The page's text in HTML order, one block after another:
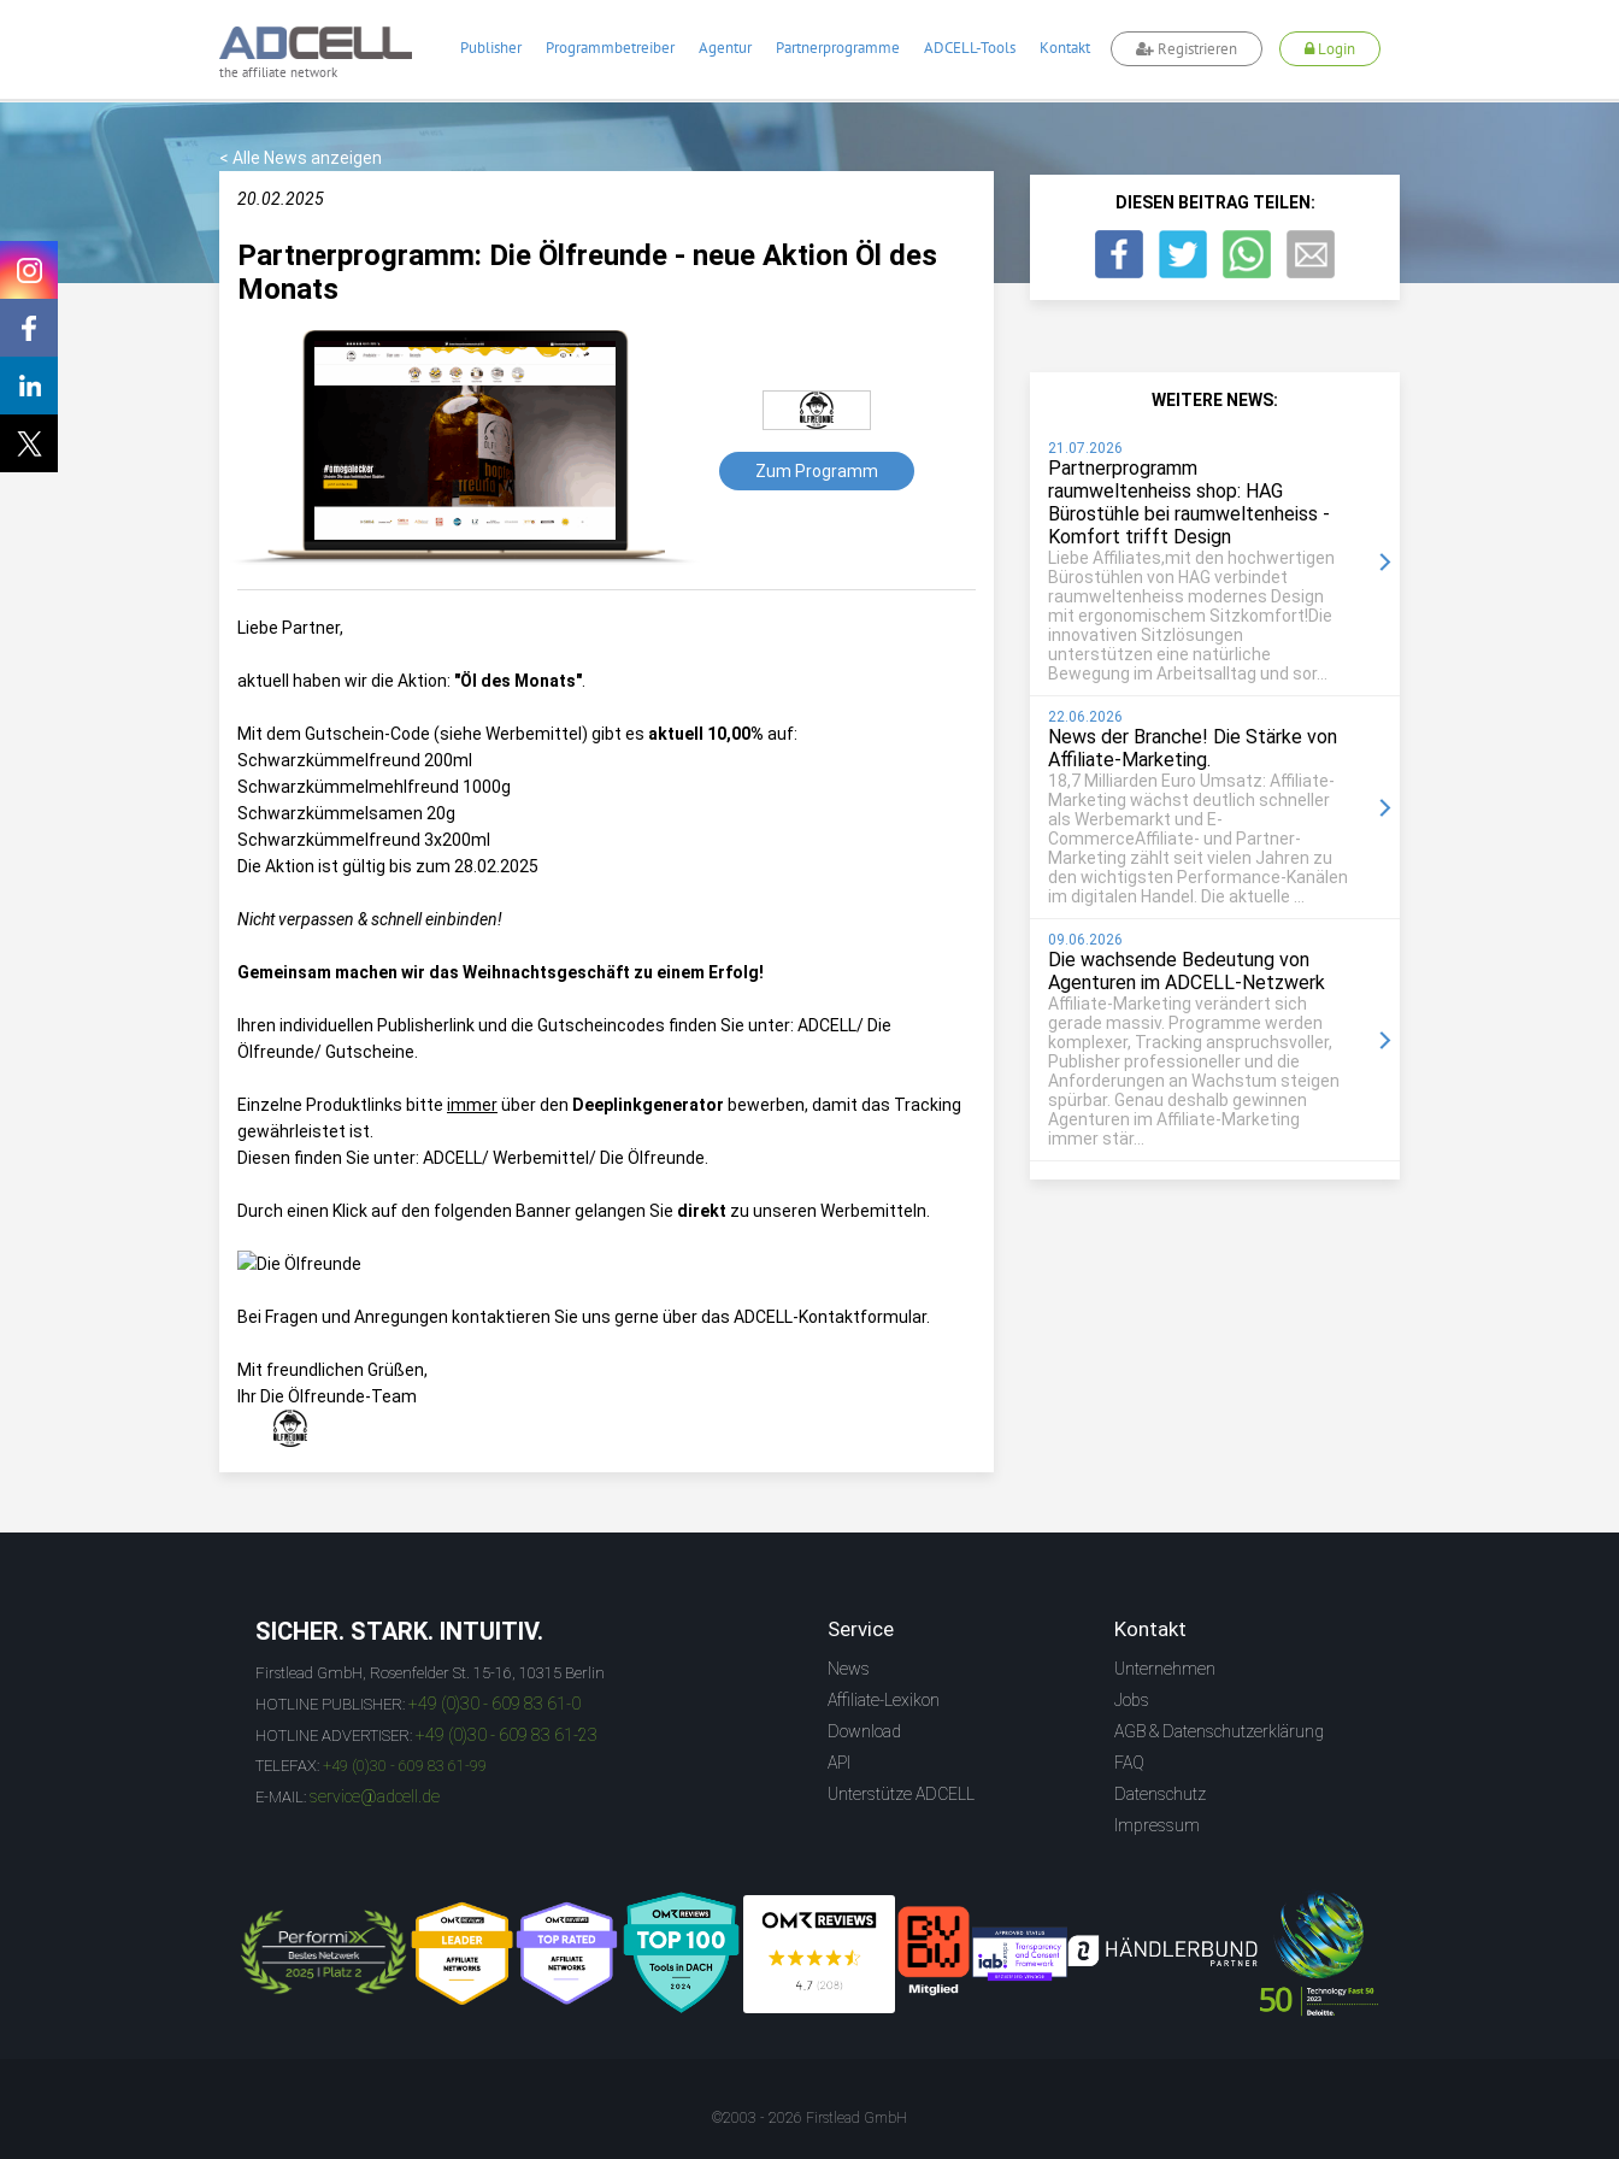
the affiliate network
Publisher Programmbetreiber Agentur Partnerprogramme ADCELL-Tools Kontakt Registrieren Login
< Alle News anzeigen
20.02.2025
Partnerprogramm: Die Ölfreunde - neue Aktion Öl des
Monats
Zum Programm
Liebe Partner,
aktuell haben wir die Aktion: "Öl des Monats"
Mit dem Gutschein-Code (siehe Werbemittel) gibt es aktuell 10,00% auf:
Schwarzkümmelfreund 200ml
Schwarzkümmelmehlfreund 1000g
Schwarzkümmelsamen 20g
Schwarzkümmelfreund 3x200ml
Die Aktion ist gültig bis zum 28.02.2025
Nicht verpassen & schnell einbinden!
Gemeinsam machen wir das Weihnachtsgeschäft zu einem Erfolg!
Ihren individuellen Publisherlink und die Gutscheincodes finden Sie unter: ADCELL/ Die
Ölfreunde/ Gutscheine
Einzelne Produktlinks bitte immerüber den Deeplinkgenerator bewerben, damit das Tracking
gewährleistet ist.
Diesen finden Sie unter: ADCELL/ Werbemittel/ Die Ölfreunde
Durch einen Klick auf den folgenden Banner gelangen Sie direkt zu unseren Werbemitteln.
Bei Fragen und Anregungen kontaktieren Sie uns gerne über das ADCELL-Kontaktformular.
Mit freundlichen Grüßen,
Ihr Die Ölfreunde-Team
DIESEN BEITRAG TEILEN:
WEITERE NEWS:
21.07.2026
Partnerprogramm
raumweltenheiss shop: HAG
Bürostühle bei raumweltenheiss -
Komfort trifft Design
Liebe Affiliates,mit den hochwertigen
Bürostühlen von HAG verbindet
raumweltenheiss modernes Design
mit ergonomischem Sitzkomfort!Die
innovativen Sitzlösungen
unterstützen eine natürliche
Bewegung im Arbeitsalltag und sor...
22.06.2026
News der Branche! Die Stärke von
Affiliate-Marketing.
18,7 Milliarden Euro Umsatz: Affiliate-
Marketing wächst deutlich schneller
als Werbemarkt und E-
CommerceAffiliate- und Partner-
Marketing zählt seit vielen Jahren zu
den wichtigsten Performance-Kanälen
im digitalen Handel. Die aktuelle ...
09.06.2026
Die wachsende Bedeutung von
Agenturen im ADCELL-Netzwerk
Affiliate-Marketing verändert sich
gerade massiv. Programme werden
komplexer, Tracking anspruchsvoller,
Publisher professioneller und die
Anforderungen an Wachstum steigen
spürbar. Genau deshalb gewinnen
Agenturen im Affiliate-Marketing
immer stär...
SICHER. STARK. INTUITIV.
Firstlead GmbH, Rosenfelder St. 15-16, 10315 Berlin
HOTLINE PUBLISHER: +49 (0)30 - 609 83 61-0
HOTLINE ADVERTISER: +49 (0)30 - 609 83 61-23
TELEFAX: +49 (0)30 - 609 83 61-99
E-MAIL: service@adcell.de
Service
News
Affiliate-Lexikon
Download
API
Unterstütze ADCELL
Kontakt
Unternehmen
Jobs
AGB & Datenschutzerklärung
FAQ
Datenschutz
Impressum
©2003 - 2026 Firstlead GmbH